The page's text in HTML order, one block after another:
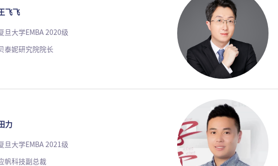
飞飞
旦大学EMBA 2020级
泰妮研究院院长
力
旦大学EMBA 2021级
帆科技副总裁